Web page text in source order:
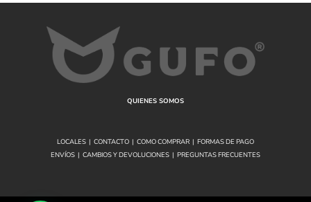
QUIENES SOMOS
LOCALES | CONTACTO | COMO COMPRAR | FORMAS DE PAGO
ENVÍOS | CAMBIOS Y DEVOLUCIONES | PREGUNTAS FRECUENTES